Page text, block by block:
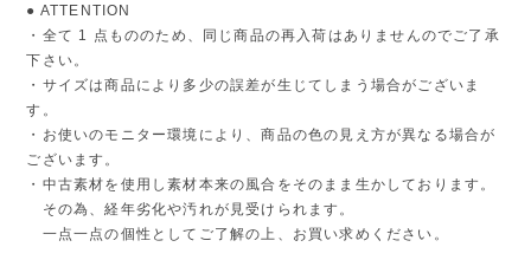
● ATTENTION
・全て 1 点もののため、同じ商品の再入荷はありませんのでご了承
下さい。
・サイズは商品により多少の誤差が生じてしまう場合がございま
す。
・お使いのモニター環境により、商品の色の見え方が異なる場合が
ございます。
・中古素材を使用し素材本来の風合をそのまま生かしております。
その為、経年劣化や汚れが見受けられます。
一点一点の個性としてご了解の上、お買い求めください。